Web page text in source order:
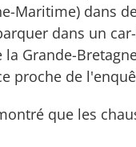
Maritime) dans
dans un
Grande-
proche de
que les